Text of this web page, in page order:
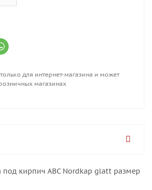
для интернет-магазина и может
магазинах
под кирпич ABC Nordkap glatt размер